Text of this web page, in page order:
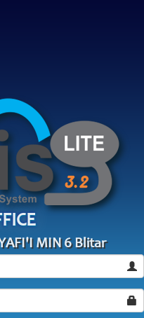
MIN 6 Blitar